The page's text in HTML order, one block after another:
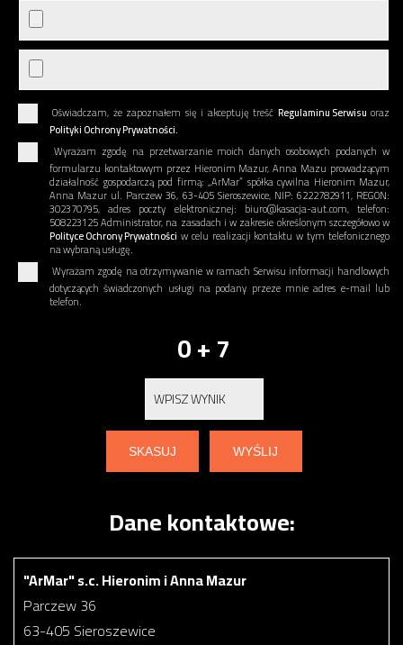
Oświadczam, że zapoznałem się i akceptuję treść Regulaminu Serwisu oraz
Polityki Ochrony Prywatności.
Wyrażam zgodę na przetwarzanie moich danych osobowych podanych w
formularzu kontaktowym przez Hieronim Mazur, Anna Mazu prowadzącym
działalność gospodarczą pod firmą: „ArMar” spółka cywilna Hieronim Mazur,
Anna Mazur ul. Parczew 36, 63-405 Sieroszewice, NIP: 6222782911, REGON:
302370795, adres poczty elektronicznej: biuro@kasacja-aut.com, telefon:
508223125 Administrator, na zasadach i w zakresie określonym szczegółowo w
Polityce Ochrony Prywatności w celu realizacji kontaktu w tym telefonicznego
na wybraną usługę.
Wyrażam zgodę na otrzymywanie w ramach Serwisu informacji handlowych
dotyczących świadczonych usługi na podany przeze mnie adres e-mail lub
telefon.
0 + 7
Dane kontaktowe:
"ArMar" s.c. Hieronim i Anna Mazur
Parczew 36
63-405 Sieroszewice